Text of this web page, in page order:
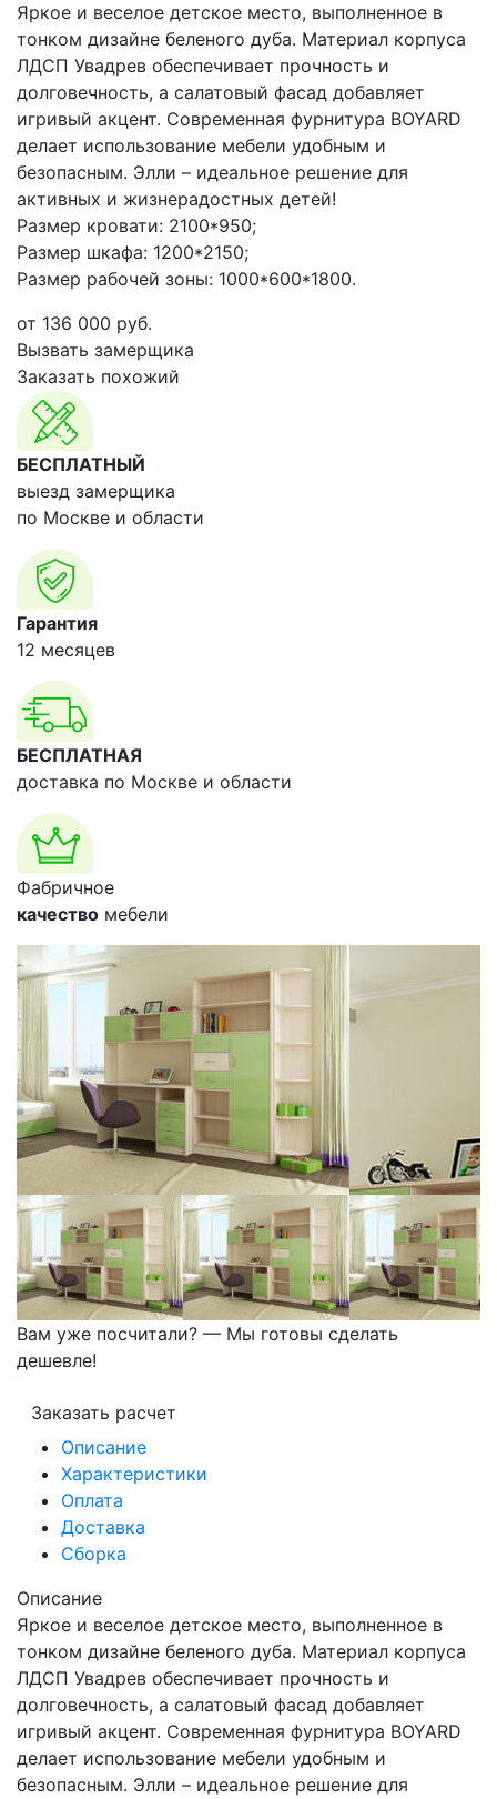
Яркое и веселое детское место, выполненное в
тонком дизайне беленого дуба. Материал корпуса
ЛДСП Увадрев обеспечивает прочность и
долговечность, а салатовый фасад добавляет
игривый акцент. Современная фурнитура BOYARD
делает использование мебели удобным и
безопасным. Элли – идеальное решение для
активных и жизнерадостных детей!
Размер кровати: 2100*950;
Размер шкафа: 1200*2150;
Размер рабочей зоны: 1000*600*1800.
от 136 000 руб.
Вызвать замерщика
Заказать похожий
БЕСПЛАТНЫЙ
выезд замерщика
по Москве и области
Гарантия
12 месяцев
БЕСПЛАТНАЯ
доставка по Москве и области
Фабричное
качество мебели
Вам уже посчитали? — Мы готовы сделать
дешевле!
Заказать расчет
Описание
Характеристики
Оплата
Доставка
Сборка
Описание
Яркое и веселое детское место, выполненное в
тонком дизайне беленого дуба. Материал корпуса
ЛДСП Увадрев обеспечивает прочность и
долговечность, а салатовый фасад добавляет
игривый акцент. Современная фурнитура BOYARD
делает использование мебели удобным и
безопасным. Элли – идеальное решение для